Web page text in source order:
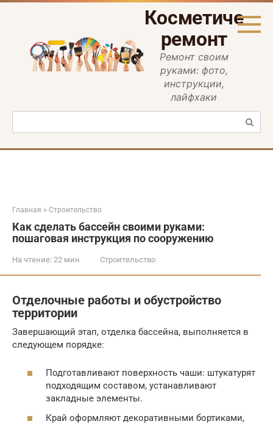
Перейти
ремонт
Ремонт своим
руками: фото,
инструкции,
лайфхаки
Поиск:
Главная » Строительство
Как сделать бассейн своими руками:
пошаговая инструкция по сооружению
На чтение: 22 мин Строительство
Отделочные работы и обустройство
территории
Завершающий этап, отделка бассейна, выполняется в
следующем порядке:
Подготавливают поверхность чаши: штукатурят
подходящим составом, устанавливают
закладные элементы.
Край оформляют декоративными бортиками,